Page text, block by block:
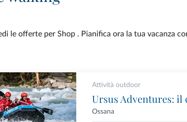
le offerte per Shop . Pianifica ora la tua vacanza
Attività outdoor
Ossana